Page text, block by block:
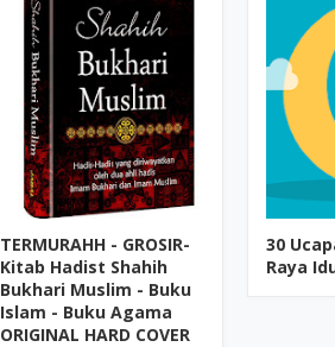
TERMURAHH - GROSIR-
Kitab Hadist Shahih
Bukhari Muslim - Buku
Islam - Buku Agama
ORIGINAL HARD COVER
30
Raya